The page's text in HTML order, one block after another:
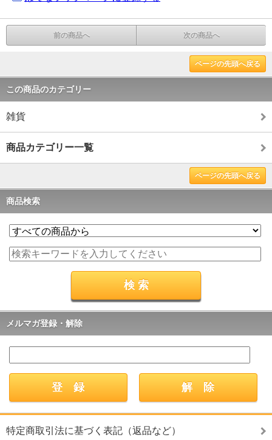
前の商品へ 次の商品へ
ページの先頭へ戻る
この商品のカテゴリー
雑貨
商品カテゴリー一覧
ページの先頭へ戻る
商品検索
メルマガ登録・解除
特定商取引法に基づく表記（返品など）